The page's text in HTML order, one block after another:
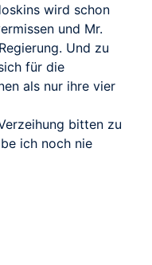
wird schon
und Mr.
Und zu
für die
als nur ihre vier
bitten zu
ich noch nie